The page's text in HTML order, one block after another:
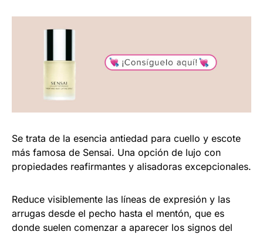
Se trata de la esencia antiedad para cuello y escote
más famosa de Sensai. Una opción de lujo con
propiedades reafirmantes y alisadoras excepcionales.
Reduce visiblemente las líneas de expresión y las
arrugas desde el pecho hasta el mentón, que es
donde suelen comenzar a aparecer los signos del